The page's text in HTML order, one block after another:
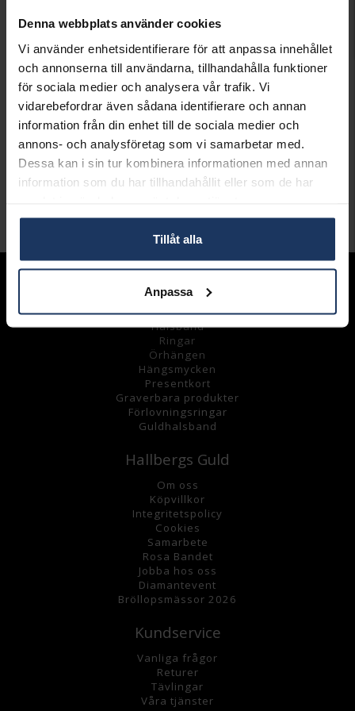
Denna webbplats använder cookies
Vi använder enhetsidentifierare för att anpassa innehållet
och annonserna till användarna, tillhandahålla funktioner
för sociala medier och analysera vår trafik. Vi
vidarebefordrar även sådana identifierare och annan
information från din enhet till de sociala medier och
annons- och analysföretag som vi samarbetar med.
Dessa kan i sin tur kombinera informationen med annan
information som du har tillhandahållit eller som de har
Tillåt alla
Anpassa
FÖR LAGERSALDO
Lagervara.
Leveranstid 2-5 arbetsdagar.
Öppet köp i 30 dagar vid onlineköp.
INFO
LÄNGD CA (CM)
42+3
VARUMÄRKE
Hallbergs Guld
MATERIAL
Silver
Sortiment
Armband
Halsband
Ringar
Örhängen
Hängsmycken
Presentkort
Graverbara produkter
Förlovningsringar
Guldhalsband
Hallbergs Guld
Om oss
Köpvillkor
Integritetspolicy
Cookies
Samarbete
Rosa Bandet
Jobba hos oss
Diamantevent
Bröllopsmässor 2026
Kundservice
Vanliga frågor
Returer
Tävlingar
Våra tjänster